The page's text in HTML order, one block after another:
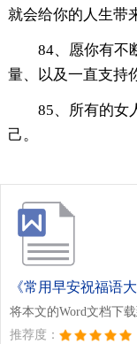
就会给你的人生带
84、愿你有不
量、以及一直支持
85、所有的女
己。
《常用早安祝福语
将本文的Word文档下
推荐度：